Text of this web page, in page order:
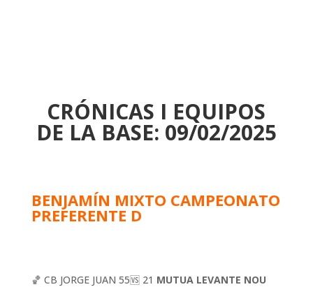
CRÓNICAS I EQUIPOS
DE LA BASE: 09/02/2025
BENJAMÍN MIXTO CAMPEONATO
PREFERENTE D
🏀 CB JORGE JUAN 55🆚 21 MUTUA LEVANTE NOU